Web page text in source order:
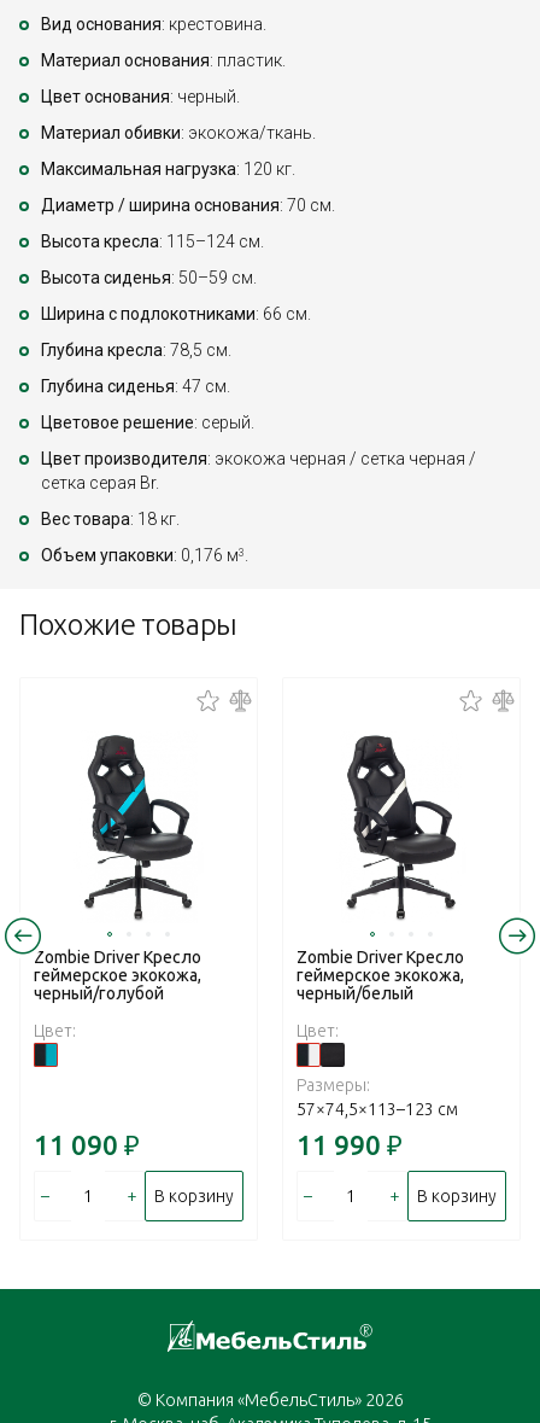
Вид основания: крестовина.
Материал основания: пластик.
Цвет основания: черный.
Материал обивки: экокожа/ткань.
Максимальная нагрузка: 120 кг.
Диаметр / ширина основания: 70 см.
Высота кресла: 115–124 см.
Высота сиденья: 50–59 см.
Ширина с подлокотниками: 66 см.
Глубина кресла: 78,5 см.
Глубина сиденья: 47 см.
Цветовое решение: серый.
Цвет производителя: экокожа черная / сетка черная /
сетка серая Br.
Вес товара: 18 кг.
Объем упаковки: 0,176 м3
Похожие товары
Zombie Driver Кресло
геймерское экокожа,
черный/голубой
Цвет:
11 090 ₽
– + В корзину
Zombie Driver Кресло
геймерское экокожа,
черный/белый
Цвет:
Размеры:
57×74,5×113–123 см
11 990 ₽
– + В корзину
© Компания «МебельСтиль» 2026